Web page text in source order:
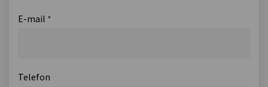
E-mail *
Telefon